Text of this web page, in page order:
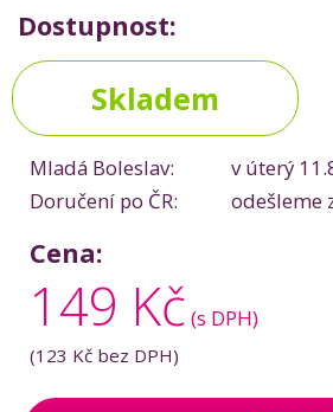
Dostupnost:
Skladem
Mladá Boleslav:
v úterý
Doručení po ČR:
odešleme
Cena:
149 Kč (s DPH)
(123 Kč bez DPH)